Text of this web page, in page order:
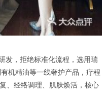
，拒绝标准化流程，选用瑞
机精油等一线奢护产品，疗程
、经络调理、肌肤焕活，核心